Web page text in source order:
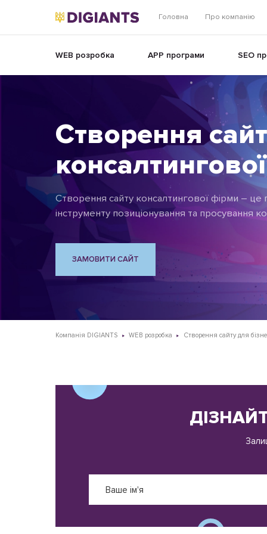
Головна Про компанію
WEB розробка APP програми SEO
Створення
Створення сайту консалтингової фірми – це
інструменту позиціонування та просування
ЗАМОВИТИ САЙТ
Компанія DIGIANTS WEB розробка Створення сайту для